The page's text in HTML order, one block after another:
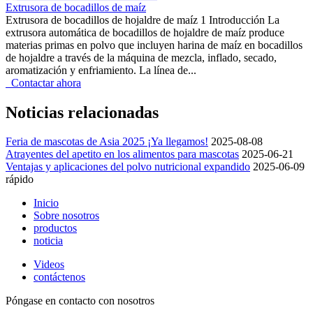
Extrusora de bocadillos de maíz
Extrusora de bocadillos de hojaldre de maíz 1 Introducción La
extrusora automática de bocadillos de hojaldre de maíz produce
materias primas en polvo que incluyen harina de maíz en bocadillos
de hojaldre a través de la máquina de mezcla, inflado, secado,
aromatización y enfriamiento. La línea de...
Contactar ahora
Noticias relacionadas
Feria de mascotas de Asia 2025 ¡Ya llegamos! 2025-08-08
Atrayentes del apetito en los alimentos para mascotas 2025-06-21
Ventajas y aplicaciones del polvo nutricional expandido 2025-06-09
rápido
Inicio
Sobre nosotros
productos
noticia
Videos
contáctenos
Póngase en contacto con nosotros